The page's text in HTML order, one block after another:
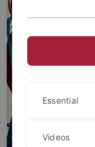
Essential
Videos